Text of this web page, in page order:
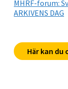
MHRF-forum:
ARKIVENS DAG
Här kan du